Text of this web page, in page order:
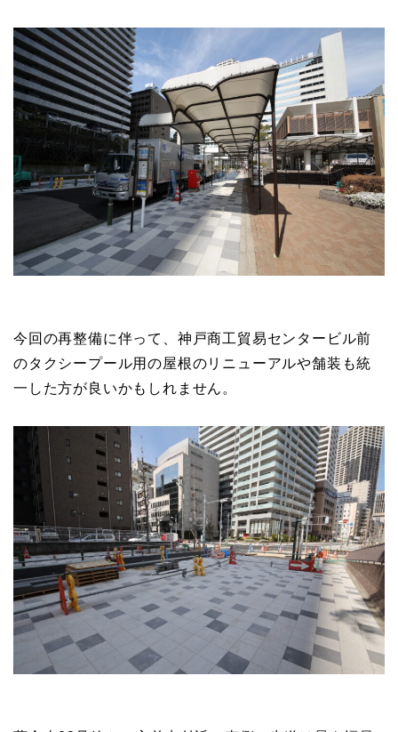
今回の再整備に伴って、神戸商工貿易センタービル前
のタクシープール用の屋根のリニューアルや舗装も統
一した方が良いかもしれません。